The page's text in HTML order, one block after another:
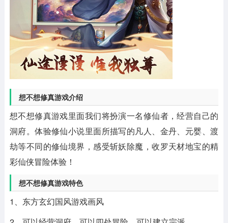
想不想修真游戏介绍
想不想修真游戏里面我们将扮演一名修仙者，经营自己的
洞府。体验修仙小说里面所描写的凡人、金丹、元婴、渡
劫等不同的修仙境界，感受斩妖除魔，收罗天材地宝的精
彩仙侠冒险体验！
想不想修真游戏特色
1、东方玄幻国风游戏画风